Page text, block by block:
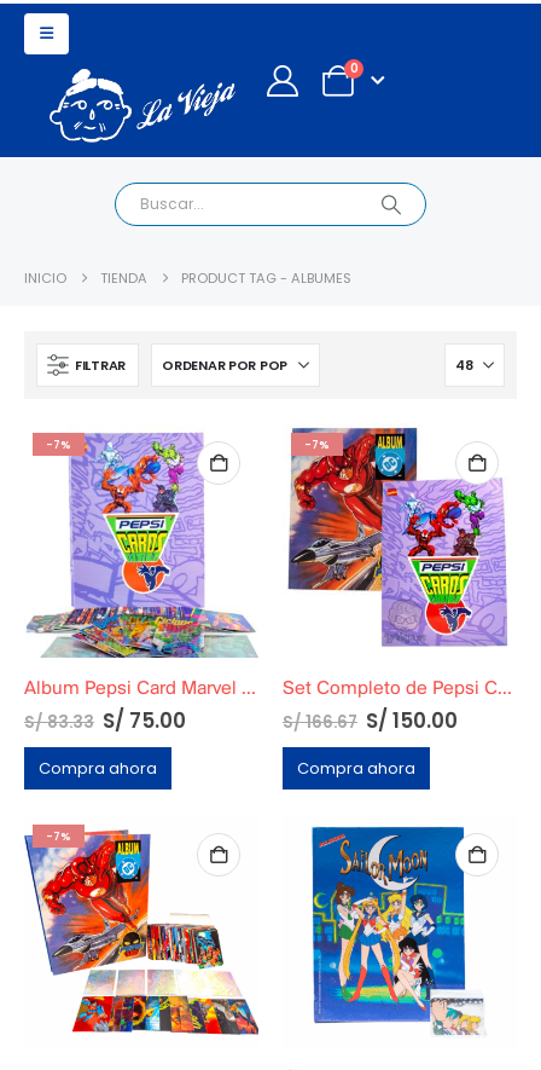
0
INICIO TIENDA PRODUCT TAG - ALBUMES
FILTRAR
-7%
Album Pepsi Card Marvel Completo
S/83.33 S/ 75.00
Compra ahora
-7%
Set Completo de Pepsi Card Marvel + Pepsi Card DC + Micas + Todas las cards
S/166.67 S/ 150.00
Compra ahora
-7%